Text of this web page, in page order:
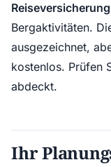
Bergaktivitäten.
ausgezeichnet,
kostenlos. Prüfen
abdeckt.
Ihr